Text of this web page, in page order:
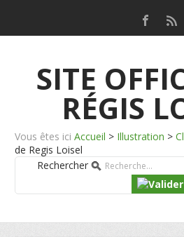
SITE
RÉGIS
Vous êtes ici Accueil > Illustration >
de Regis Loisel
Rechercher